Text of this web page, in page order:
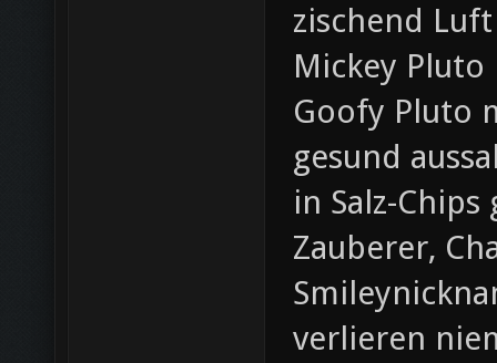
zischend
Mickey
Goofy Pluto
gesund
in Salz-
Zauberer,
verlieren